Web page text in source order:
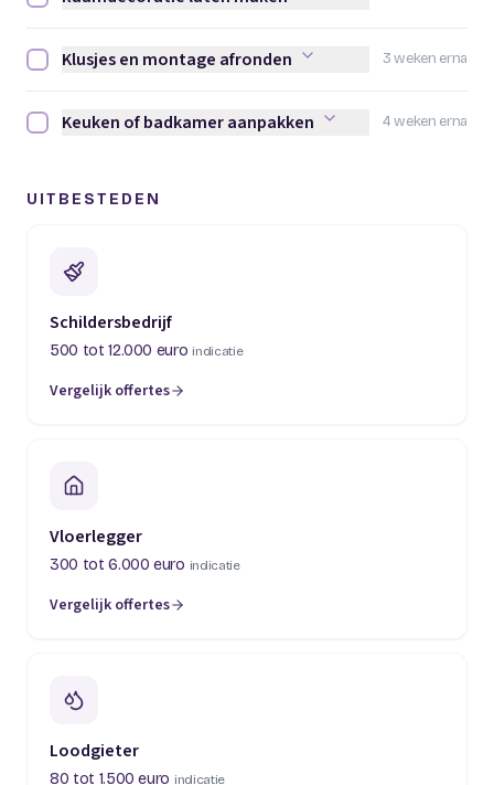
Raamdecoratie laten maken afvinken
3 weken erna
Klusjes en montage afronden afvinken
Klusjes en montage afronden
4 weken erna
Keuken of badkamer aanpakken afvinken
Keuken of badkamer aanpakken
UITBESTEDEN
Schildersbedrijf
500 tot 12.000 euro indicatie
Vergelijk offertes
(opent in een nieuw tabblad)
Vloerlegger
300 tot 6.000 euro indicatie
Vergelijk offertes
(opent in een nieuw tabblad)
Loodgieter
80 tot 1.500 euro indicatie